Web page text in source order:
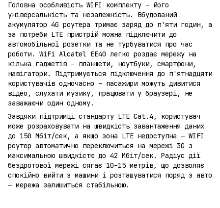
Головна особливість WIFI комплекту – його
універсальність та незалежність. Вбудований
акумулятор 4G роутера тримає заряд до п'яти годин, а
за потреби LTE пристрій можна підключити до
автомобільної розетки та не турбуватися про час
роботи. WiFi Alcatel EE40 легко роздає мережу на
кілька гаджетів – планшети, ноутбуки, смартфони,
навігатори. Підтримується підключення до п'ятнадцяти
користувачів одночасно – пасажири можуть дивитися
відео, слухати музику, працювати у браузері, не
заважаючи один одному.
Завдяки підтримці стандарту LTE Cat.4, користувач
може розраховувати на швидкість завантаження даних
до 150 Мбіт/сек, а якщо зона LTE недоступна — WIFI
роутер автоматично переключиться на мережі 3G з
максимальною швидкістю до 42 Мбіт/сек. Радіус дії
бездротової мережі сягає 10–15 метрів, що дозволяє
спокійно вийти з машини і розташуватися поряд з авто
— мережа залишиться стабільною.